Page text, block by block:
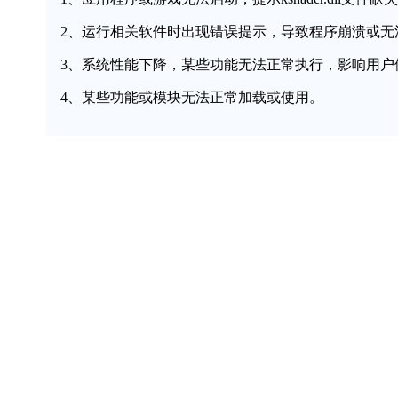
2、运行相关软件时出现错误提示，导致程序崩溃或无
3、系统性能下降，某些功能无法正常执行，影响用户
4、某些功能或模块无法正常加载或使用。